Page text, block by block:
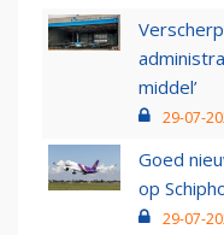
middel’
29-07-
Goed
op
29-07-